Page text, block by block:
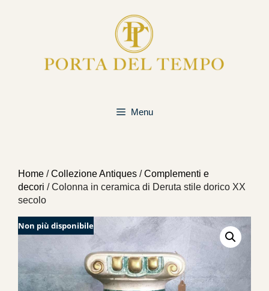
Menu
Home /Collezione Antiques /Complementi e
decori / Colonna in ceramica di Deruta stile dorico XX
secolo
Non più disponibile